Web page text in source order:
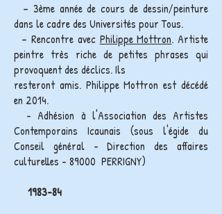
– 3ème année de cours de dessin/peinture
dans le cadre des Universités pour Tous.
– Rencontre avec Philippe Mottron. Artiste
peintre très riche de petites phrases qui
provoquent des déclics. Ils
resteront amis. Philippe Mottron est décédé
en 2014.
- Adhésion à l'Association des Artistes
Contemporains Icaunais (sous l'égide du
Conseil général - Direction des affaires
culturelles - 89000 PERRIGNY)
1983-84